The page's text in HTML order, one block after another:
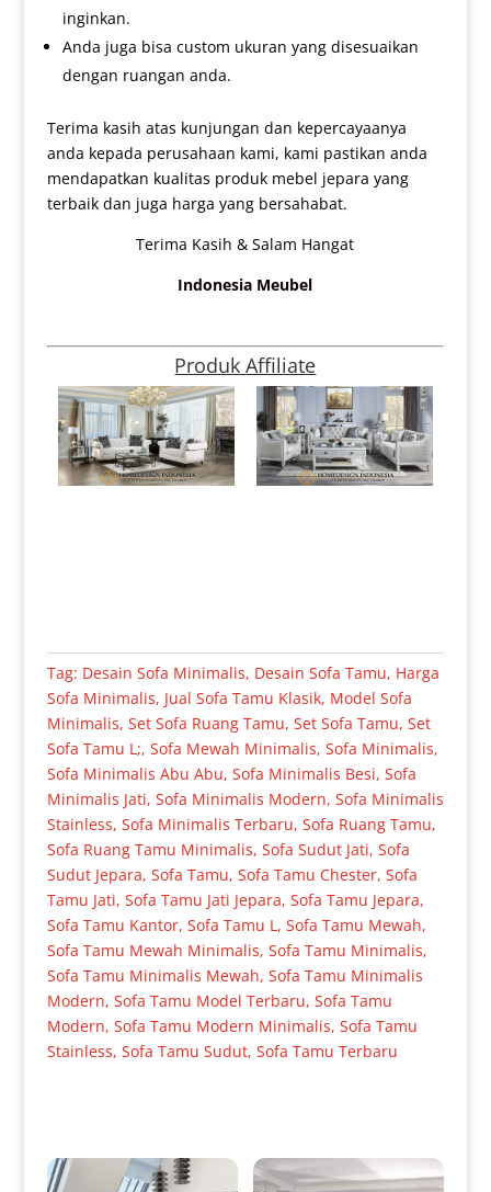
inginkan.
Anda juga bisa custom ukuran yang disesuaikan
dengan ruangan anda.
Terima kasih atas kunjungan dan kepercayaanya
anda kepada perusahaan kami, kami pastikan anda
mendapatkan kualitas produk mebel jepara yang
terbaik dan juga harga yang bersahabat.
Terima Kasih & Salam Hangat
Indonesia Meubel
Produk Affiliate
Tag: Desain Sofa Minimalis, Desain Sofa Tamu, Harga
Sofa Minimalis, Jual Sofa Tamu Klasik, Model Sofa
Minimalis, Set Sofa Ruang Tamu, Set Sofa Tamu, Set
Sofa Tamu L;, Sofa Mewah Minimalis, Sofa Minimalis,
Sofa Minimalis Abu Abu, Sofa Minimalis Besi, Sofa
Minimalis Jati, Sofa Minimalis Modern, Sofa Minimalis
Stainless, Sofa Minimalis Terbaru, Sofa Ruang Tamu,
Sofa Ruang Tamu Minimalis, Sofa Sudut Jati, Sofa
Sudut Jepara, Sofa Tamu, Sofa Tamu Chester, Sofa
Tamu Jati, Sofa Tamu Jati Jepara, Sofa Tamu Jepara,
Sofa Tamu Kantor, Sofa Tamu L, Sofa Tamu Mewah,
Sofa Tamu Mewah Minimalis, Sofa Tamu Minimalis,
Sofa Tamu Minimalis Mewah, Sofa Tamu Minimalis
Modern, Sofa Tamu Model Terbaru, Sofa Tamu
Modern, Sofa Tamu Modern Minimalis, Sofa Tamu
Stainless, Sofa Tamu Sudut, Sofa Tamu Terbaru